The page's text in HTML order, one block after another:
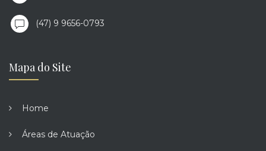
(47) 9 9656-0793
Mapa do Site
Home
Áreas de Atuação